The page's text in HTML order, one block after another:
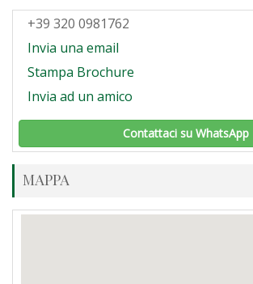
+39 320 0981762
Invia una email
Stampa Brochure
Invia ad un amico
Contattaci su WhatsApp
MAPPA